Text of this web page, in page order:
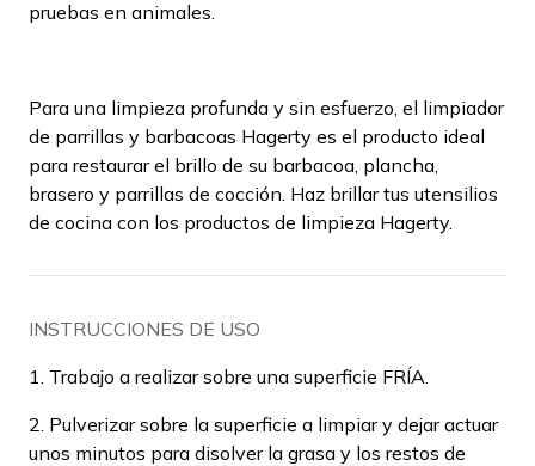
pruebas en animales.
Para una limpieza profunda y sin esfuerzo, el limpiador
de parrillas y barbacoas Hagerty es el producto ideal
para restaurar el brillo de su barbacoa, plancha,
brasero y parrillas de cocción. Haz brillar tus utensilios
de cocina con los productos de limpieza Hagerty.
INSTRUCCIONES DE USO
1. Trabajo a realizar sobre una superficie FRÍA.
2. Pulverizar sobre la superficie a limpiar y dejar actuar
unos minutos para disolver la grasa y los restos de